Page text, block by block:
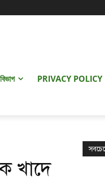
PRIVACY POLICY
খাদে